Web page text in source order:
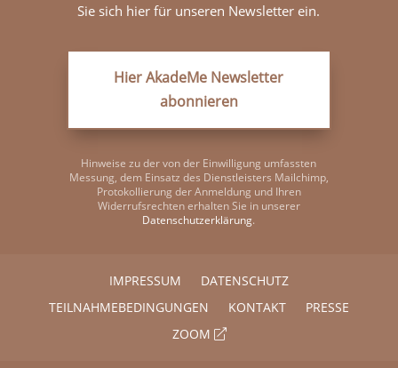
Sie sich hier für unseren Newsletter ein.
Hier AkadeMe Newsletter
abonnieren
Hinweise zu der von der Einwilligung umfassten
Messung, dem Einsatz des Dienstleisters Mailchimp,
Protokollierung der Anmeldung und Ihren
Widerrufsrechten erhalten Sie in unserer
Datenschutzerklärung.
IMPRESSUM
DATENSCHUTZ
TEILNAHMEBEDINGUNGEN
KONTAKT
PRESSE
ZOOM